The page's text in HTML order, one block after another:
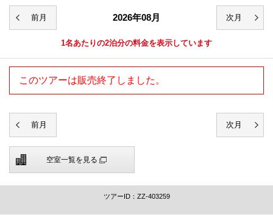
2026年08月
1名あたりの2泊分の料金を表示しています
このツアーは販売終了しました。
空室一覧を見る
ツアーID：ZZ-403259